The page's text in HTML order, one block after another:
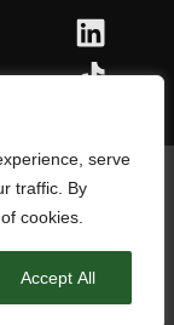
serve
traffic. By
cookies.
Accept All
de Barcelona.